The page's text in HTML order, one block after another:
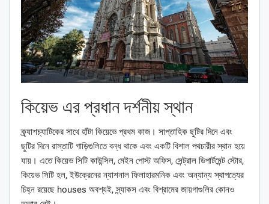
কিয়েভ এর প্রধান দর্শনীয় স্থান
ক্র্যাশচ্যাটিকের সাথে হাঁটা কিয়েভে প্রথম কাজ। সাপ্তাহিক ছুটির দিনে এবং
ছুটির দিনে রাস্তাটি গাড়িগুলিতে বন্ধ থাকে এবং একটি বিশাল পথচারীর স্থান হয়ে
যায়। এতে কিয়েভ সিটি কাউন্সিল, মেইন পোস্ট অফিস, সেন্ট্রাল ডিপার্টমেন্ট স্টোর,
কিয়েভ সিটি হল, ইউক্রেনের ন্যাশনাল ফিলাহারমনিক এবং অন্যান্য স্থাপত্যের
চিহ্ন রয়েছে houses অবশ্যই, স্ন্যাকস এবং বিশ্রামের জায়গাগুলির কোনও